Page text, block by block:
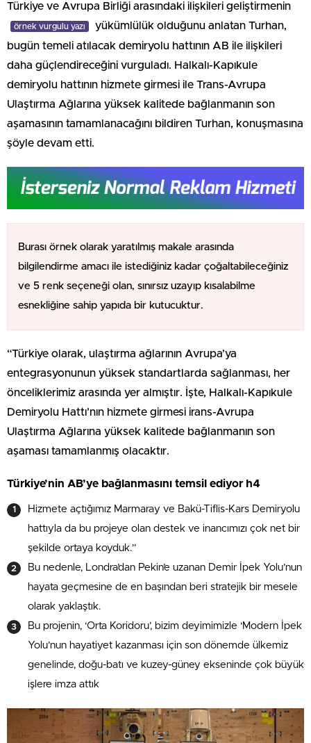
Türkiye ve Avrupa Birliği arasındaki ilişkileri geliştirmenin
örnek vurgulu yazı
yükümlülük olduğunu anlatan Turhan,
bugün temeli atılacak demiryolu hattının AB ile ilişkileri
daha güçlendireceğini vurguladı. Halkalı-Kapıkule
demiryolu hattının hizmete girmesi ile Trans-Avrupa
Ulaştırma Ağlarına yüksek kalitede bağlanmanın son
aşamasının tamamlanacağını bildiren Turhan, konuşmasına
şöyle devam etti.
Burası örnek olarak yaratılmış makale arasında
bilgilendirme amacı ile istediğiniz kadar çoğaltabileceğiniz
ve 5 renk seçeneği olan, sınırsız uzayıp kısalabilme
esnekliğine sahip yapıda bir kutucuktur.
“Türkiye olarak, ulaştırma ağlarının Avrupa’ya
entegrasyonunun yüksek standartlarda sağlanması, her
önceliklerimiz arasında yer almıştır. İşte, Halkalı-Kapıkule
Demiryolu Hattı’nın hizmete girmesi irans-Avrupa
Ulaştırma Ağlarına yüksek kalitede bağlanmanın son
aşaması tamamlanmış olacaktır.
Türkiye’nin AB’ye bağlanmasını temsil ediyor h4
Hizmete açtığımız Marmaray ve Bakü-Tiflis-Kars Demiryolu
hattıyla da bu projeye olan destek ve inancımızı çok net bir
şekilde ortaya koyduk.”
Bu nedenle, Londra’dan Pekin’e uzanan Demir İpek Yolu’nun
hayata geçmesine de en başından beri stratejik bir mesele
olarak yaklaştık.
Bu projenin, ‘Orta Koridoru’, bizim deyimimizle ‘Modern İpek
Yolu’nun hayatiyet kazanması için son dönemde ülkemiz
genelinde, doğu-batı ve kuzey-güney ekseninde çok büyük
işlere imza attık